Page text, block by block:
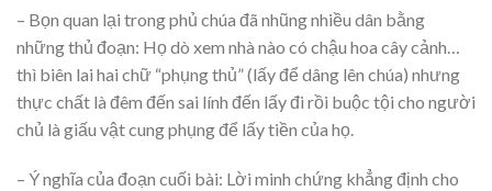
– Bọn quan lại trong phủ chúa đã nhũng nhiều dân bằng
những thủ đoạn: Họ dò xem nhà nào có chậu hoa cây cảnh…
thì biên lai hai chữ “phụng thủ” (lấy để dâng lên chúa) nhưng
thực chất là đêm đến sai lính đến lấy đi rồi buộc tội cho người
chủ là giấu vật cung phụng để lấy tiền của họ.
– Ý nghĩa của đoạn cuối bài: Lời minh chứng khẳng định cho